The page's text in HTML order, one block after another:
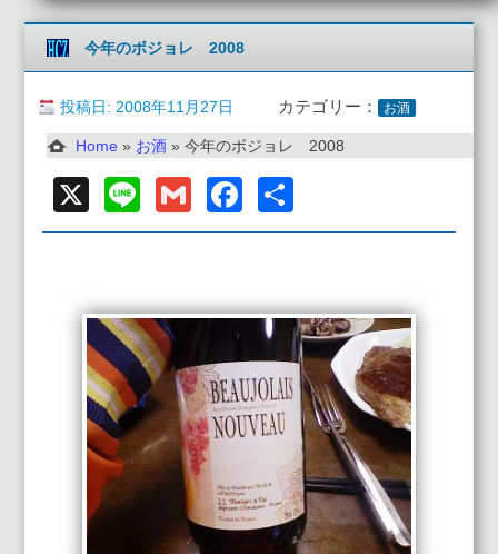
今年のボジョレ 2008
投稿日: 2008年11月27日 カテゴリー： お酒
Home » お酒 » 今年のボジョレ 2008
X Line GmailFacebook
有